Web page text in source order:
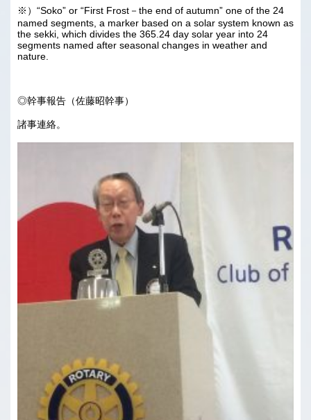
※）“Soko” or “First Frost－the end of autumn” one of the 24
named segments, a marker based on a solar system known as
the sekki, which divides the 365.24 day solar year into 24
segments named after seasonal changes in weather and
nature.
◎幹事報告（佐藤昭幹事）
諸事連絡。